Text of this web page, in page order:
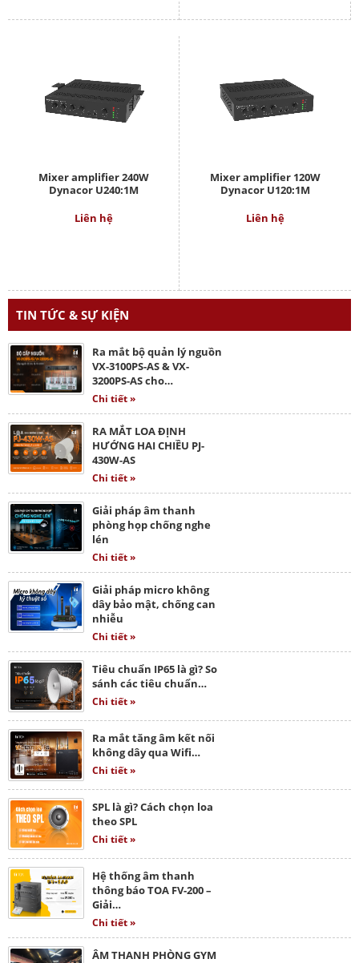
Mixer amplifier 240W
Dynacor U240:1M
Liên hệ
Mixer amplifier 120W
Dynacor U120:1M
Liên hệ
TIN TỨC & SỰ KIỆN
Ra mắt bộ quản lý nguồn
VX-3100PS-AS & VX-
3200PS-AS cho…
Chi tiết »
RA MẮT LOA ĐỊNH
HƯỚNG HAI CHIỀU PJ-
430W-AS
Chi tiết »
Giải pháp âm thanh
phòng họp chống nghe
lén
Chi tiết »
Giải pháp micro không
dây bảo mật, chống can
nhiễu
Chi tiết »
Tiêu chuẩn IP65 là gì? So
sánh các tiêu chuẩn…
Chi tiết »
Ra mắt tăng âm kết nối
không dây qua Wifi…
Chi tiết »
SPL là gì? Cách chọn loa
theo SPL
Chi tiết »
Hệ thống âm thanh
thông báo TOA FV-200 –
Giải…
Chi tiết »
ÂM THANH PHÒNG GYM